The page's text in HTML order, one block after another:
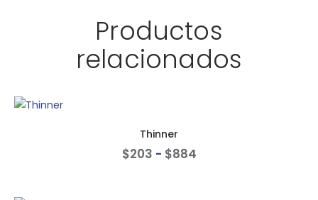
Productos
relacionados
Thinner
$203 - $884